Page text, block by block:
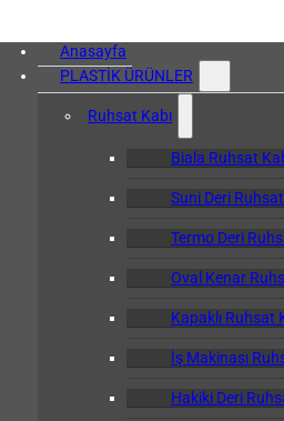
Anasayfa
PLASTİK ÜRÜNLER
Ruhsat Kabı
Biala Ruhsat
Suni Deri Ruhsat
Termo Deri
Oval Kenar
Kapaklı Ruhsat
İş Makinası
Hakiki Deri